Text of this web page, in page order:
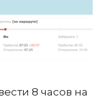
8 часов на